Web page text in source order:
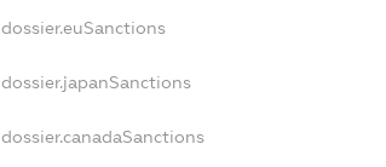
dossier.euSanctions
dossier.japanSanctions
dossier.canadaSanctions